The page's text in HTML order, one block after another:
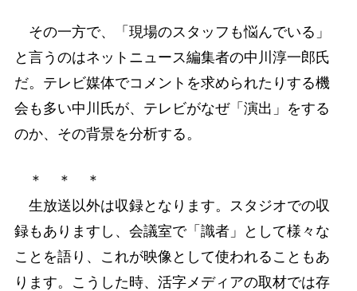
その一方で、「現場のスタッフも悩んでいる」
と言うのはネットニュース編集者の中川淳一郎氏
だ。テレビ媒体でコメントを求められたりする機
会も多い中川氏が、テレビがなぜ「演出」をする
のか、その背景を分析する。
＊ ＊ ＊
生放送以外は収録となります。スタジオでの収
録もありますし、会議室で「識者」として様々な
ことを語り、これが映像として使われることもあ
ります。こうした時、活字メディアの取材では存